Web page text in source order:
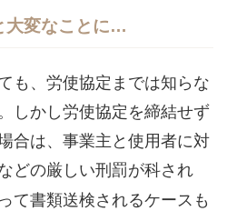
大変なことに…
も、労使協定までは知らな
しかし労使協定を締結せず
合は、事業主と使用者に対
どの厳しい刑罰が科され
て書類送検されるケースも